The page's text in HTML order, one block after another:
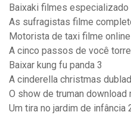
Baixaki filmes especializado
As sufragistas filme
Motorista de taxi filme online
A cinco passos de você
Baixar kung fu panda 3
A cinderella christmas
O show de truman download
Um tira no jardim de infância